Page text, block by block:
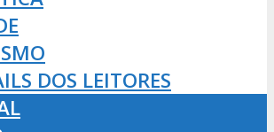
DOS LEITORES